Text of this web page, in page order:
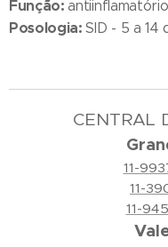
Função:
Posologia:SID - 5 a 14
CENTRAL
11-
11-
11-